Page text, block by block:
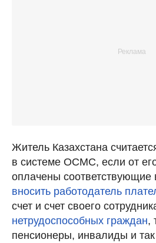
Житель Казахстана
в системе ОСМС, если от
оплачены соответствующие
вносить работодатель
счет и счет своего
нетрудоспособных граждан,
пенсионеры, инвалиды и